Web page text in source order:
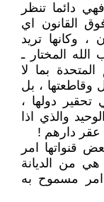
دائما تنظر
القانون اي
وكانها تريد
المختار ـ
بما لا
وقاطعتها ، بل
تحقير دولها ،
والذي اذا
عقر دارهم !
قنواتها امر
من الديانة
امر مسموح به